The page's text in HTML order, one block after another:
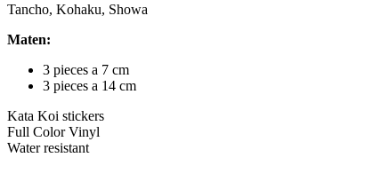
Tancho, Kohaku, Showa
Maten:
3 pieces a 7 cm
3 pieces a 14 cm
Kata Koi stickers
Full Color Vinyl
Water resistant